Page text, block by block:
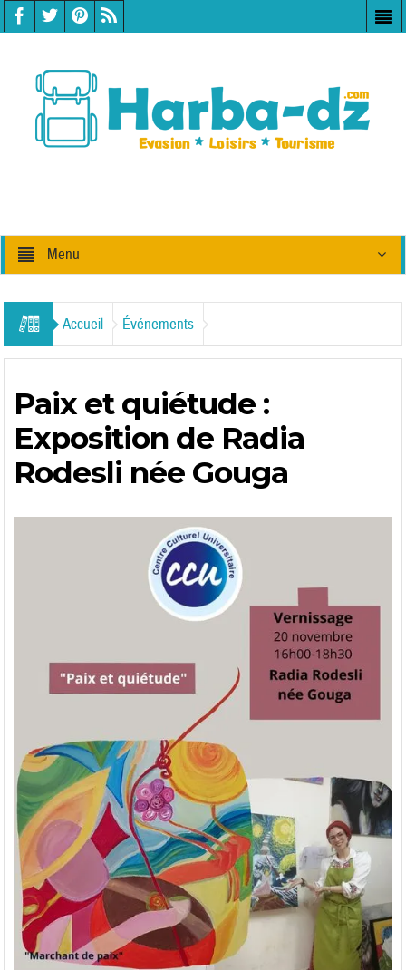
Menu
Accueil Événements
Paix et quiétude :
Exposition de Radia
Rodesli née Gouga